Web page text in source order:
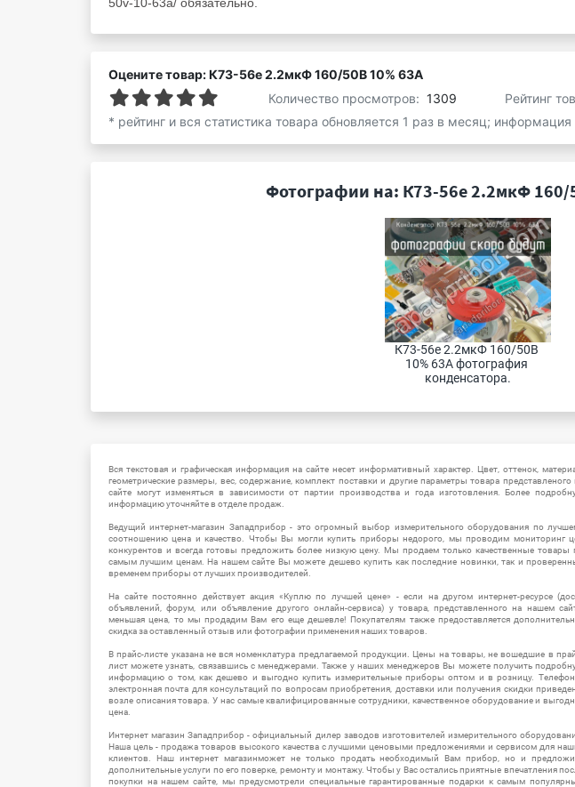
Оцените товар: К73-56е 2.2мкФ 160/50В 10% 63А
Количество просмотров: 1309 Рейтинг
* рейтинг и вся статистика товара обновляется 1 раз в месяц; информация
Фотографии на: К73-56е 2.2мкФ 160/
К73-56е 2.2мкФ 160/50В
10% 63А фотография
конденсатора.
Вся текстовая и графическая информация на сайте несет информативный характер. Цвет, оттенок,
геометрические размеры, вес, содержание, комплект поставки и другие параметры товара представленого
сайте могут изменяться в зависимости от партии производства и года изготовления. Более
информацию уточняйте в отделе продаж.
Ведущий интернет-магазин Западприбор - это огромный выбор измерительного оборудования по
соотношению цена и качество. Чтобы Вы могли купить приборы недорого, мы проводим мониторинг
конкурентов и всегда готовы предложить более низкую цену. Мы продаем только качественные товары
самым лучшим ценам. На нашем сайте Вы можете дешево купить как последние новинки, так и
временем приборы от лучших производителей.
На сайте постоянно действует акция «Куплю по лучшей цене» - если на другом интернет-ресурсе
объявлений, форум, или объявление другого онлайн-сервиса) у товара, представленного на нашем
меньшая цена, то мы продадим Вам его еще дешевле! Покупателям также предоставляется
скидка за оставленный отзыв или фотографии применения наших товаров.
В прайс-листе указана не вся номенклатура предлагаемой продукции. Цены на товары, не вошедшие в
лист можете узнать, связавшись с менеджерами. Также у наших менеджеров Вы можете получить
информацию о том, как дешево и выгодно купить измерительные приборы оптом и в розницу.
электронная почта для консультаций по вопросам приобретения, доставки или получения скидки
возле описания товара. У нас самые квалифицированные сотрудники, качественное оборудование и
цена.
Интернет магазин Западприбор - официальный дилер заводов изготовителей измерительного
Наша цель - продажа товаров высокого качества с лучшими ценовыми предложениями и сервисом для
клиентов. Наш интернет магазинможет не только продать необходимый Вам прибор, но и
дополнительные услуги по его поверке, ремонту и монтажу. Чтобы у Вас остались приятные впечатления
покупки на нашем сайте, мы предусмотрели специальные гарантированные подарки к самым